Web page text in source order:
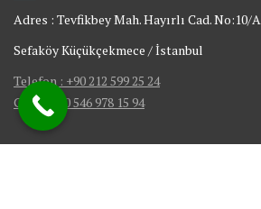
Adres : Tevfikbey Mah. Hayırlı Cad. No:10/A
Sefaköy Küçükçekmece / İstanbul
Telefon : +90 212 599 25 24
GSM : +90 546 978 15 94